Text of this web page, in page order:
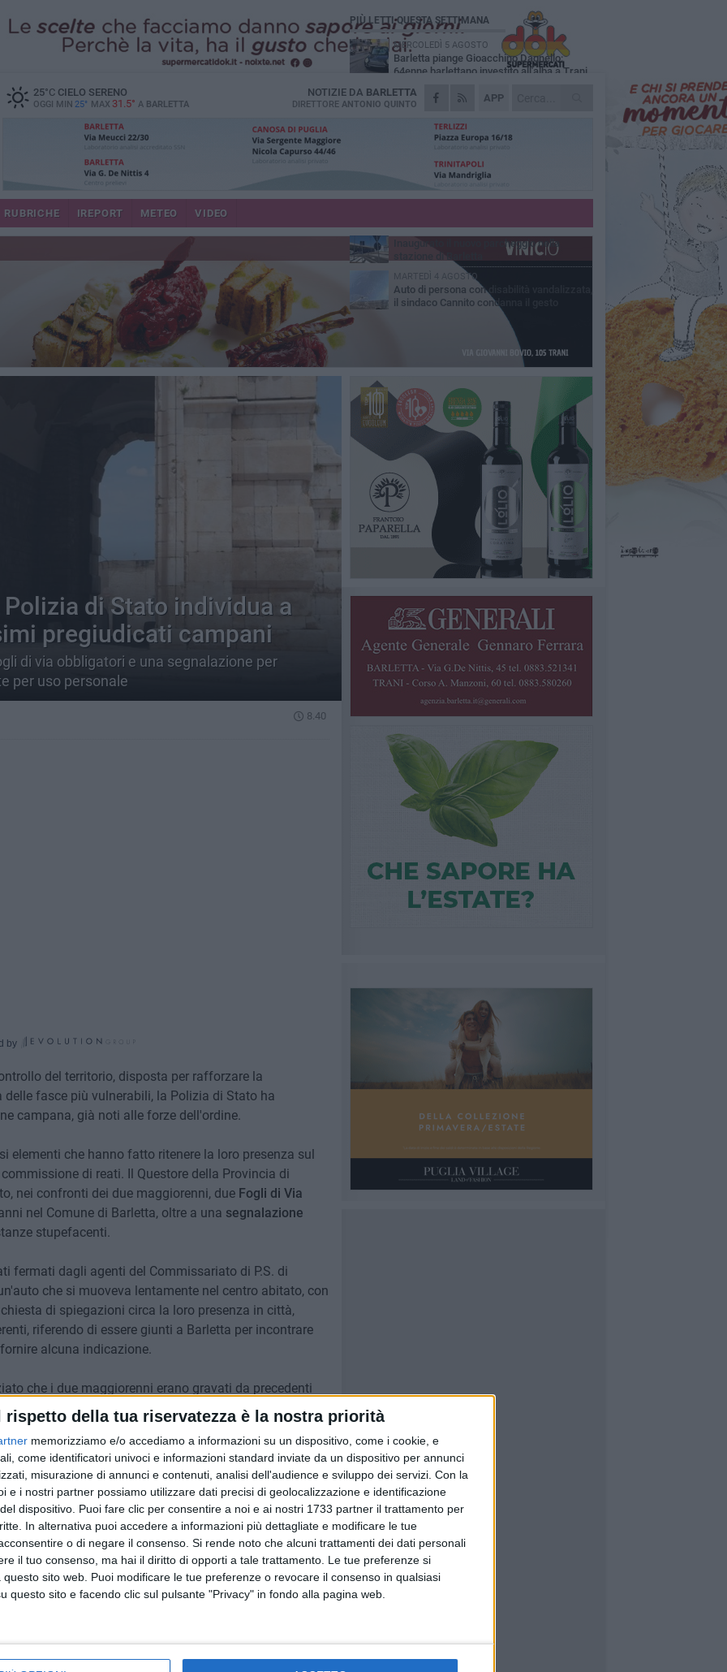
rispetto della tua riservatezza è la nostra priorità
memorizziamo e/o accediamo a informazioni su un dispositivo, come i cookie, e
come identificatori univoci e informazioni standard inviate da un dispositivo per annunci
misurazione di annunci e contenuti, analisi dell'audience e sviluppo dei servizi. Con la
e i nostri partner possiamo utilizzare dati precisi di geolocalizzazione e identificazione
dispositivo. Puoi fare clic per consentire a noi e ai nostri 1733 partner il trattamento per
In alternativa puoi accedere a informazioni più dettagliate e modificare le tue
o di negare il consenso. Si rende noto che alcuni trattamenti dei dati personali
il tuo consenso, ma hai il diritto di opporti a tale trattamento. Le tue preferenze si
sito web. Puoi modificare le tue preferenze o revocare il consenso in qualsiasi
questo sito e facendo clic sul pulsante "Privacy" in fondo alla pagina web.
25°CCIELO SERENO
OGGI MIN 25° MAX 31.5° A BARLETTA
APP
NOTIZIE DA BARLETTA
DIRETTORE ANTONIO QUINTO
RUBRICHE IREPORT METEO VIDEO
di Stato individua a
pregiudicati campani
di via obbligatori e una segnalazione per
per uso personale
8.40
by
del territorio, disposta per rafforzare la
fasce più vulnerabili, la Polizia di Stato ha
campana, già noti alle forze dell'ordine.
elementi che hanno fatto ritenere la loro presenza sul
di reati. Il Questore della Provincia di
nei confronti dei due maggiorenni, due Fogli di Via
nel Comune di Barletta, oltre a una segnalazione
stupefacenti.
fermati dagli agenti del Commissariato di P.S. di
che si muoveva lentamente nel centro abitato, con
di spiegazioni circa la loro presenza in città,
riferendo di essere giunti a Barletta per incontrare
alcuna indicazione.
che i due maggiorenni erano gravati da precedenti
reati contro il patrimonio. Il minore risultava invece
penali dei soggetti coinvolti e l'aumento, negli ultimi
nella provincia, sono stati adottati immediati
territorio.
di prevenzione e controllo del territorio disposto
i reati predatori e garantire la sicurezza dei
e capillare sul territorio provinciale.
PIÙ LETTI QUESTA SETTIMANA
MERCOLEDÌ 5 AGOSTO
Barletta piange Gioacchino Dagnello:
64enne barlettano investito all'alba a Trani
GIOVEDÌ 6 AGOSTO
Il ricordo di "Cecco", il benzinaio col
separavano dalla pensione»
MERCOLEDÌ 5 AGOSTO
sopralluogo nell'area dell'evento
DOMENICA 2 AGOSTO
Beni confiscati alla mafia. Nasce il servizio
VENERDÌ 31 LUGLIO
Inaugurato il nuovo parcheggio nella
MARTEDÌ 4 AGOSTO
Auto di persona con disabilità vandalizzata,
il sindaco Cannito condanna il gesto